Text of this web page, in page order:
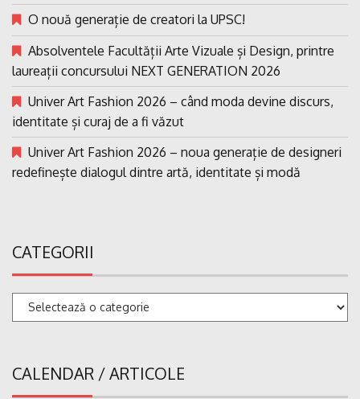
O nouă generație de creatori la UPSC!
Absolventele Facultății Arte Vizuale și Design, printre
laureații concursului NEXT GENERATION 2026
Univer Art Fashion 2026 – când moda devine discurs,
identitate și curaj de a fi văzut
Univer Art Fashion 2026 – noua generație de designeri
redefinește dialogul dintre artă, identitate și modă
CATEGORII
Categorii
CALENDAR / ARTICOLE